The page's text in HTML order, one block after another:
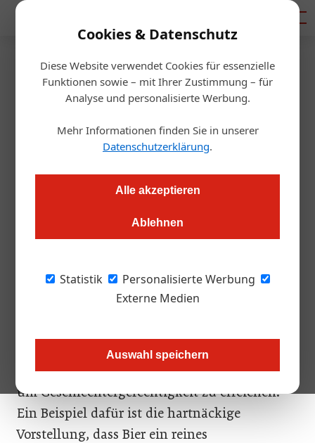
Cookies & Datenschutz
Diese Website verwendet Cookies für essenzielle
Funktionen sowie – mit Ihrer Zustimmung – für
Analyse und personalisierte Werbung.
Mehr Informationen finden Sie in unserer
Datenschutzerklärung.
Alle akzeptieren
Ablehnen
Statistik
Personalisierte Werbung
Externe Medien
Auswahl speichern
Startseite/Gastro & Hotel
Weltfrauentag
Bier ist weiblich
07.03.2024, 13:22 Uhr
Weltfrauentag werfen wir einen Blick auf gelebte Bierkultur.
steht er unter dem Motto #InspireInclusion
und rückt die sozialen, wirtschaftlichen,
Frauen ins Rampenlicht. Doch auch abseits
der großen Themen gibt es noch viel zu tun,
um Geschlechtergerechtigkeit zu erreichen.
Ein Beispiel dafür ist die hartnäckige
Vorstellung, dass Bier ein reines